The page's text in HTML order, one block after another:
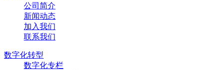
公司简介
新闻动态
加入我们
联系我们
数字化转型
数字化专栏